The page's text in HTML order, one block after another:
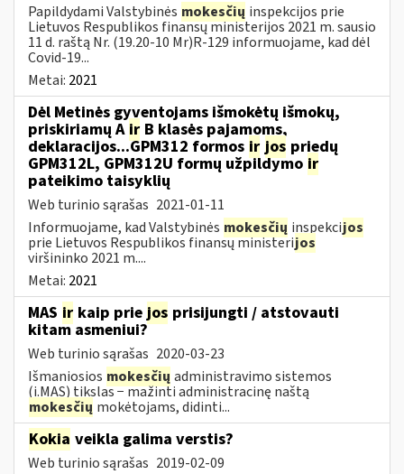
Papildydami Valstybinės mokesčių inspekcijos prie
Lietuvos Respublikos finansų ministerijos 2021 m. sausio
11 d. raštą Nr. (19.20-10 Mr)R-129 informuojame, kad dėl
Covid-19...
Metai: 2021
Dėl Metinės gyventojams išmokėtų išmokų,
priskiriamų A ir B klasės pajamoms,
deklaracijos...GPM312 formos ir jos priedų
GPM312L, GPM312U formų užpildymo ir
pateikimo taisyklių
Web turinio sąrašas 2021-01-11
Informuojame, kad Valstybinės mokesčių inspekcijos
prie Lietuvos Respublikos finansų ministerijos
viršininko 2021 m....
Metai: 2021
MAS ir kaip prie jos prisijungti / atstovauti
kitam asmeniui?
Web turinio sąrašas 2020-03-23
Išmaniosios mokesčių administravimo sistemos
(i.MAS) tikslas − mažinti administracinę naštą
mokesčių mokėtojams, didinti...
Kokia veikla galima verstis?
Web turinio sąrašas 2019-02-09